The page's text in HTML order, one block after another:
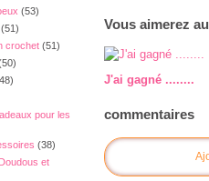
(53)
(51)
crochet (51)
pour les
(38)
et
Vous aimerez
J'ai gagné ........
commentaires